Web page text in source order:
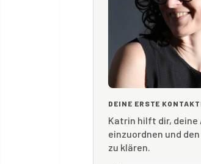
DEINE ERSTE
Katrin hilft dir, deine
einzuordnen und
zu klären.